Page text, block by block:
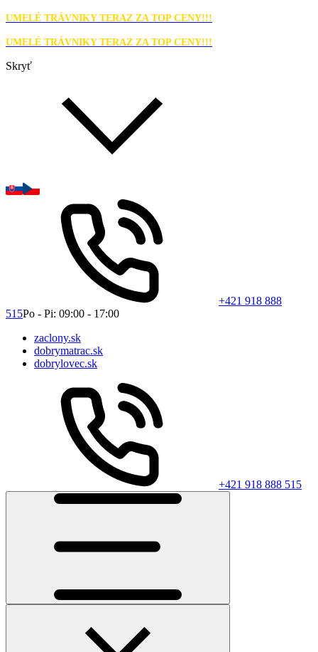
UMELÉ TRÁVNIKY TERAZ ZA TOP CENY!!!
UMELÉ TRÁVNIKY TERAZ ZA TOP CENY!!!
Skryť
+421 918 888
515Po - Pi: 09:00 - 17:00
zaclony.sk
dobrymatrac.sk
dobrylovec.sk
+421 918 888 515